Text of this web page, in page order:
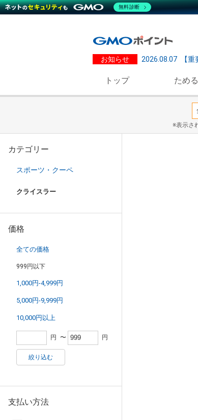
お知らせ 2026.08.07 【
トップ ため
※表示さ
カテゴリー
スポーツ・クーペ
クライスラー
価格
全ての価格
999円以下
1,000円-4,999円
5,000円-9,999円
10,000円以上
円 〜 円
絞り込む
支払い方法
無料診断